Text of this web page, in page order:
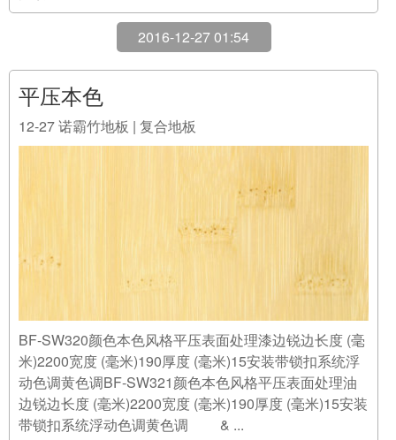
2016-12-27 01:54
平压本色
12-27 诺霸竹地板 | 复合地板
BF-SW320颜色本色风格平压表面处理漆边锐边长度 (毫
米)2200宽度 (毫米)190厚度 (毫米)15安装带锁扣系统浮
动色调黄色调BF-SW321颜色本色风格平压表面处理油
边锐边长度 (毫米)2200宽度 (毫米)190厚度 (毫米)15安装
带锁扣系统浮动色调黄色调 & ...